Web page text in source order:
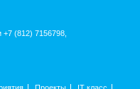
(812) 7156798,
Проекты IT класс